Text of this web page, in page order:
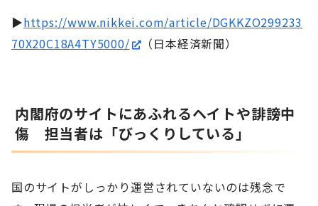
▶https://www.nikkei.com/article/DGKKZO299233
70X20C18A4TY5000/
（日本経済新聞）
内閣府のサイトにあふれるヘイトや誹謗中
傷 担当者は「びっくりしている」
国のサイトがしっかり運営されていないのは残念で